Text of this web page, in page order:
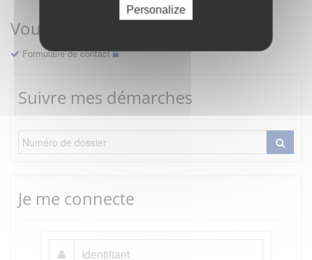
Personalize
Vous avez une question ?
Formulaire de contact
Suivre mes démarches
Je me connecte